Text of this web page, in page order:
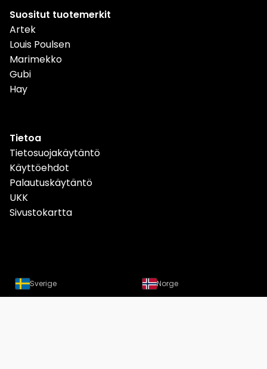
Suositut tuotemerkit
Artek
Louis Poulsen
Marimekko
Gubi
Hay
Tietoa
Tietosuojakäytäntö
Käyttöehdot
Palautuskäytäntö
UKK
Sivustokartta
Sverige Norge